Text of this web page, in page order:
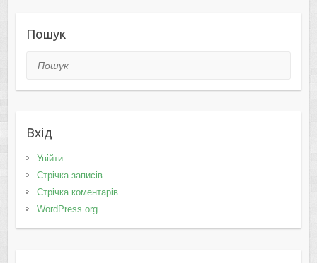
Пошук
Пошук
Вхід
Увійти
Стрічка записів
Стрічка коментарів
WordPress.org